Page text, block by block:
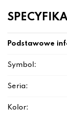
Podstawowe
Symbol:
Seria:
Kolor: